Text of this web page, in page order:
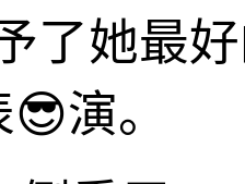
了她最
演。